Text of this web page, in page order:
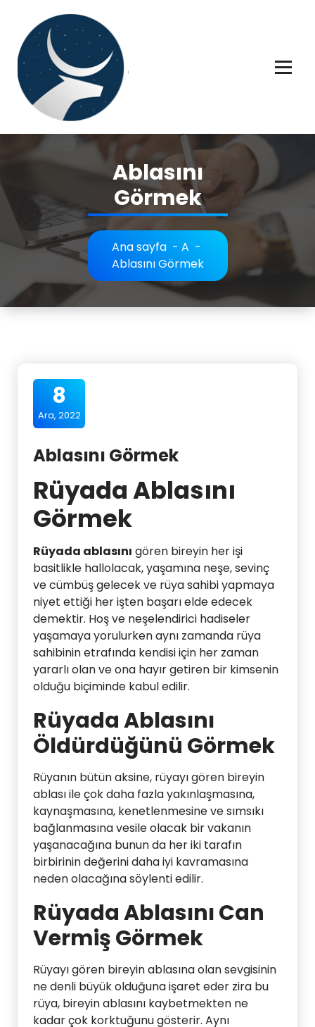
Ablasını
Görmek
Ana sayfa- A -
Ablasını Görmek
8
Ara, 2022
Ablasını Görmek
Rüyada Ablasını
Görmek
Rüyada ablasını gören bireyin her işi
basitlikle hallolacak, yaşamına neşe, sevinç
ve cümbüş gelecek ve rüya sahibi yapmaya
niyet ettiği her işten başarı elde edecek
demektir. Hoş ve neşelendirici hadiseler
yaşamaya yorulurken aynı zamanda rüya
sahibinin etrafında kendisi için her zaman
yararlı olan ve ona hayır getiren bir kimsenin
olduğu biçiminde kabul edilir.
Rüyada Ablasını
Öldürdüğünü Görmek
Rüyanın bütün aksine, rüyayı gören bireyin
ablası ile çok daha fazla yakınlaşmasına,
kaynaşmasına, kenetlenmesine ve sımsıkı
bağlanmasına vesile olacak bir vakanın
yaşanacağına bunun da her iki tarafın
birbirinin değerini daha iyi kavramasına
neden olacağına söylenti edilir.
Rüyada Ablasını Can
Vermiş Görmek
Rüyayı gören bireyin ablasına olan sevgisinin
ne denli büyük olduğuna işaret eder zira bu
rüya, bireyin ablasını kaybetmekten ne
kadar çok korktuğunu gösterir. Aynı